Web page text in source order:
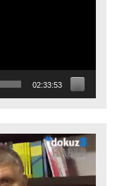
02:33:53